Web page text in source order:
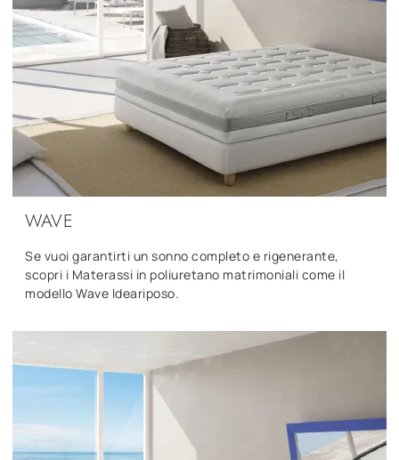
WAVE
Se vuoi garantirti un sonno completo e rigenerante,
scopri i Materassi in poliuretano matrimoniali come il
modello Wave Ideariposo.